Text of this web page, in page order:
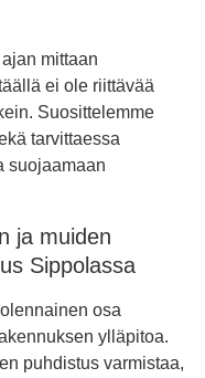
mittaan
ei ole riittävää
Suosittelemme
tarvittaessa
suojaamaan
ja muiden
Sippolassa
osa
ylläpitoa.
puhdistus varmistaa,